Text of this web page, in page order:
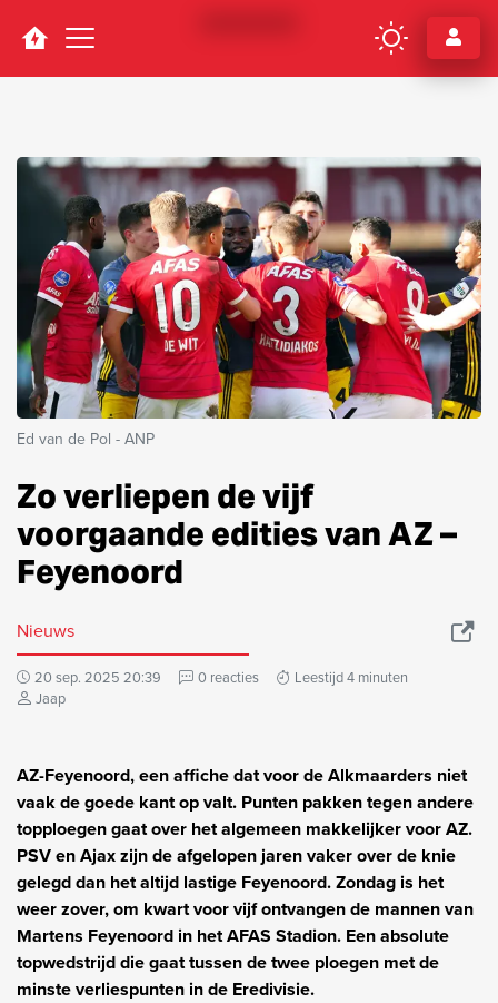
Navigation
Ed van de Pol - ANP
Zo verliepen de vijf
voorgaande edities van AZ –
Feyenoord
Nieuws
20 sep. 2025 20:39 0 reacties
Leestijd 4 minuten
Jaap
AZ-Feyenoord, een affiche dat voor de Alkmaarders niet
vaak de goede kant op valt. Punten pakken tegen andere
topploegen gaat over het algemeen makkelijker voor AZ.
PSV en Ajax zijn de afgelopen jaren vaker over de knie
gelegd dan het altijd lastige Feyenoord. Zondag is het
weer zover, om kwart voor vijf ontvangen de mannen van
Martens Feyenoord in het AFAS Stadion. Een absolute
topwedstrijd die gaat tussen de twee ploegen met de
minste verliespunten in de Eredivisie.